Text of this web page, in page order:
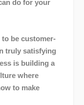
do for your
be customer-
truly satisfying
is building a
where
to make